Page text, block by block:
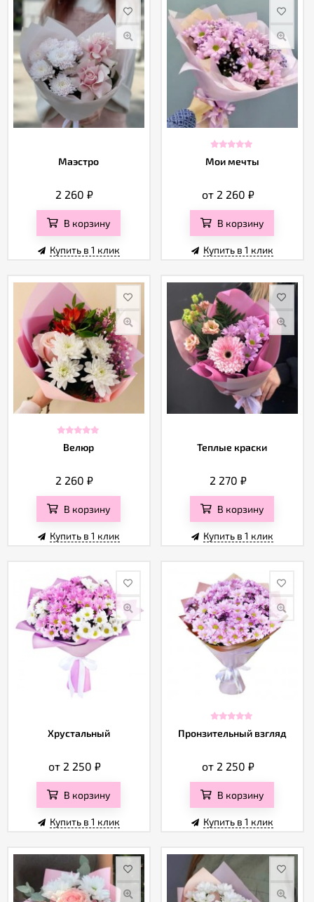
Маэстро
2 260₽
В корзину
Купить в 1 клик
Мои мечты
от 2 260 ₽
В корзину
Купить в 1 клик
Велюр
2 260₽
В корзину
Купить в 1 клик
Теплые краски
2 270 ₽
В корзину
Купить в 1 клик
Хрустальный
от 2 250 ₽
В корзину
Купить в 1 клик
Пронзительный взгляд
от 2 250 ₽
В корзину
Купить в 1 клик